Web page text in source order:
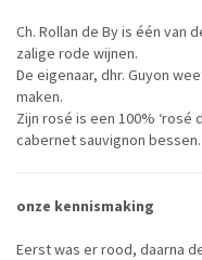
Ch. Rollan de By is één
zalige rode wijnen.
De eigenaar, dhr. Guyon
maken.
Zijn rosé is een 100% ‘rosé
cabernet sauvignon bessen.
onze kennismaking
Eerst was er rood, daarna